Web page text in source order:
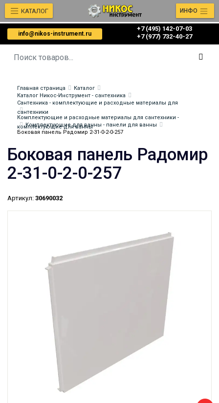
info@nikos-instrument.ru
+7 (495) 142-07-03
‎‎+7 (977) 732-40-27
КАТАЛОГ ИНФО
Главная страница
Каталог
Каталог Никос-Инструмент - сантехника
Сантехника - комплектующие и расходные материалы для
сантехники
Комплектующие и расходные материалы для сантехники -
комплектующие для ванны
Комплектующие для ванны - панели для ванны
Боковая панель Радомир 2-31-0-2-0-257
Боковая панель Радомир
2-31-0-2-0-257
Артикул: 30690032